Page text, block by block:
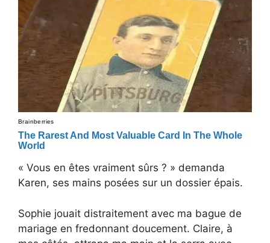
« Vous en êtes vraiment sûrs ? » demanda
Karen, ses mains posées sur un dossier épais.
Sophie jouait distraitement avec ma bague de
mariage en fredonnant doucement. Claire, à